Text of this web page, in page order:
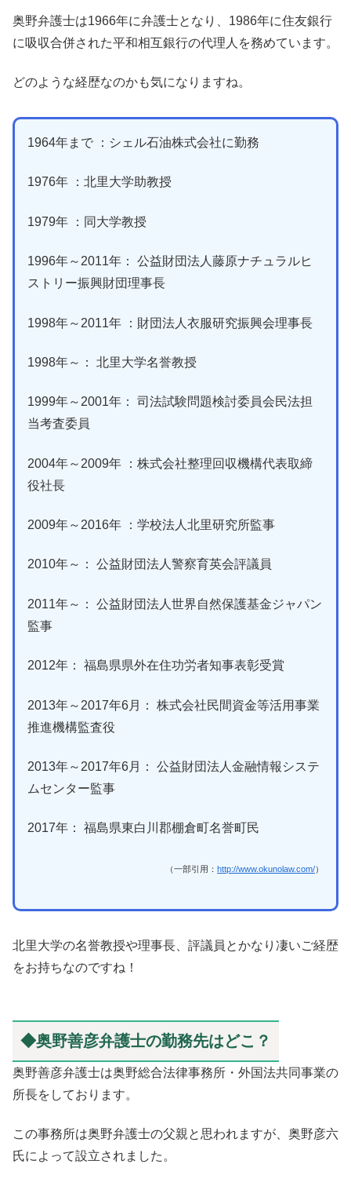
奥野弁護士は1966年に弁護士となり、1986年に住友銀行
に吸収合併された平和相互銀行の代理人を務めています。
どのような経歴なのかも気になりますね。
1964年まで ：シェル石油株式会社に勤務
1976年 ：北里大学助教授
1979年 ：同大学教授
1996年～2011年： 公益財団法人藤原ナチュラルヒ
ストリー振興財団理事長
1998年～2011年 ：財団法人衣服研究振興会理事長
1998年～： 北里大学名誉教授
1999年～2001年： 司法試験問題検討委員会民法担
当考査委員
2004年～2009年 ：株式会社整理回収機構代表取締
役社長
2009年～2016年 ：学校法人北里研究所監事
2010年～： 公益財団法人警察育英会評議員
2011年～： 公益財団法人世界自然保護基金ジャパン
監事
2012年： 福島県県外在住功労者知事表彰受賞
2013年～2017年6月： 株式会社民間資金等活用事業
推進機構監査役
2013年～2017年6月： 公益財団法人金融情報システ
ムセンター監事
2017年： 福島県東白川郡棚倉町名誉町民
（一部引用： http://www.okunolaw.com/）
北里大学の名誉教授や理事長、評議員とかなり凄いご経歴
をお持ちなのですね！
◆奥野善彦弁護士の勤務先はどこ？
奥野善彦弁護士は奥野総合法律事務所・外国法共同事業の
所長をしております。
この事務所は奥野弁護士の父親と思われますが、奥野彦六
氏によって設立されました。